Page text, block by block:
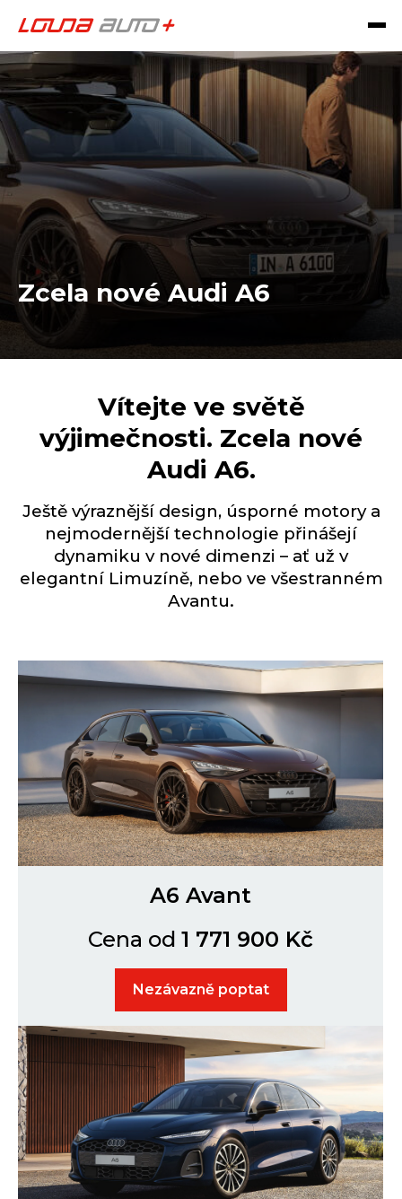
Zcela nové Audi A6
Vítejte ve světě
výjimečnosti. Zcela nové
Audi A6.
Ještě výraznější design, úsporné motory a
nejmodernější technologie přinášejí
dynamiku v nové dimenzi – ať už v
elegantní Limuzíně, nebo ve všestranném
Avantu.
A6 Avant
Cena od 1 771 900 Kč
Nezávazně poptat